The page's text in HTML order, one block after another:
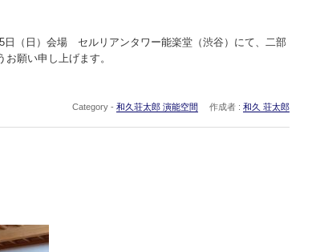
日（日）会場 セルリアンタワー能楽堂（渋谷）にて、二部
願い申し上げます。
Category - 和久荘太郎 演能空間 作成者 : 和久 荘太郎